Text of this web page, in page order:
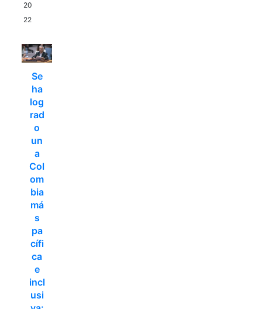
20
22
Se
ha
log
rad
o
un
a
Col
om
bia
má
s
pa
cífi
ca
e
incl
usi